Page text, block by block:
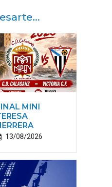
MINI
13/08/2026